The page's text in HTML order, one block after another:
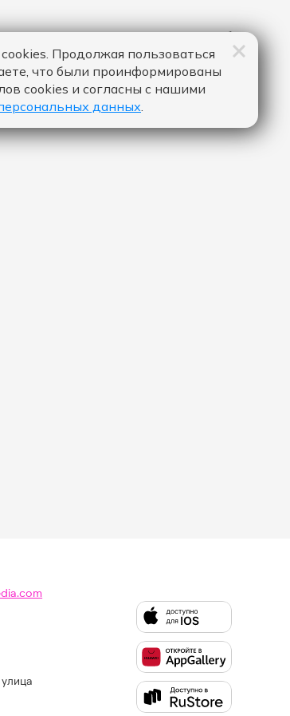
Продолжая пользоваться
что были проинформированы
cookies и согласны с нашими
данных.